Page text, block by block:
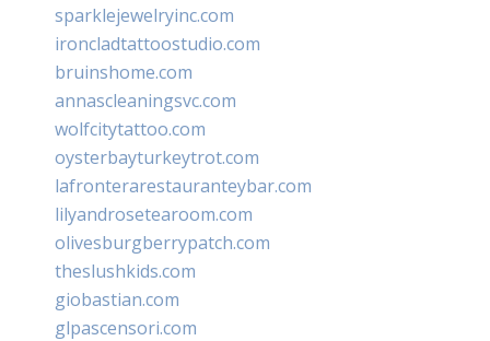
sparklejewelryinc.com
ironcladtattoostudio.com
bruinshome.com
annascleaningsvc.com
wolfcitytattoo.com
oysterbayturkeytrot.com
lafronterarestauranteybar.com
lilyandrosetearoom.com
olivesburgberrypatch.com
theslushkids.com
giobastian.com
glpascensori.com